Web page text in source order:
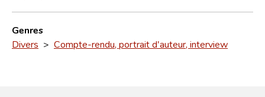
Genres
Divers > Compte-rendu, portrait d'auteur, interview